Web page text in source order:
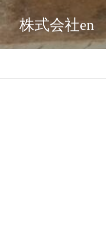
株式会社en